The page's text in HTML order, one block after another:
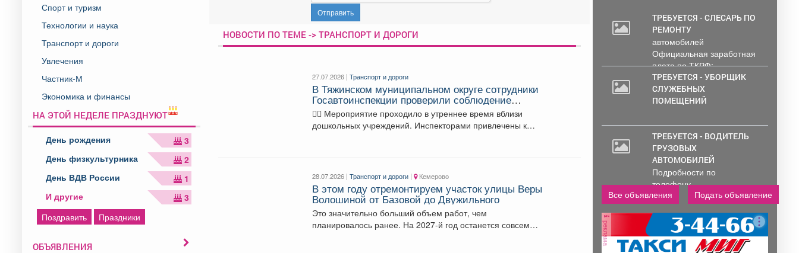
Спорт и туризм
Технологии и наука
Транспорт и дороги
Увлечения
Частник-М
Экономика и финансы
НА ЭТОЙ НЕДЕЛЕ ПРАЗДНУЮТ
День рождения
3
День физкультурника
2
День ВДВ России
1
И другие
3
Поздравить
Праздники
ОБЪЯВЛЕНИЯ
Отправить
НОВОСТИ ПО ТЕМЕ -> ТРАНСПОРТ И ДОРОГИ
27.07.2026 |Транспорт и дороги
В Тяжинском муниципальном округе сотрудники
Госавтоинспекции проверили соблюдение
водителями правил перевозки детей
👮‍♂ Мероприятие проходило в утреннее время вблизи
дошкольных учреждений. Инспекторами привлечены к
28.07.2026 |Транспорт и дороги | Кемерово
В этом году отремонтируем участок улицы Веры
Волошиной от Базовой до Двужильного
Это значительно больший объем работ, чем
планировалось ранее. На 2027-й год останется совсем
ТРЕБУЕТСЯ - СЛЕСАРЬ ПО
РЕМОНТУ
автомобилей
Официальная заработная
плата по ТКРФ;
социальные гарантии и
уверенность в...
руб.
ТРЕБУЕТСЯ - УБОРЩИК
СЛУЖЕБНЫХ
ПОМЕЩЕНИЙ
ТРЕБУЕТСЯ - ВОДИТЕЛЬ
ГРУЗОВЫХ
АВТОМОБИЛЕЙ
Подробности по
телефону..
Все объявления
Подать объявление
реклама